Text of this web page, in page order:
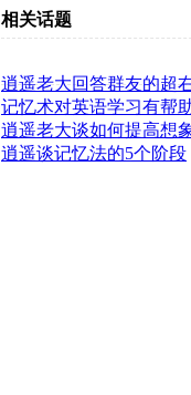
相关话题
逍遥老大回答群友的超
记忆术对英语学习有帮
逍遥老大谈如何提高想
逍遥谈记忆法的5个阶段